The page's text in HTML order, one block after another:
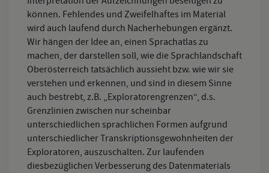
können. Fehlendes und Zweifelhaftes im Material
wird auch laufend durch Nacherhebungen ergänzt.
Wir hängen der Idee an, einen Sprachatlas zu
machen, der darstellen soll, wie die Sprachlandschaft
Oberösterreich tatsächlich aussieht bzw. wie wir sie
verstehen und erkennen, und sind in diesem Sinne
auch bestrebt, z.B. „Exploratorengrenzen“, d.s.
Grenzlinien zwischen nur scheinbar
unterschiedlichen sprachlichen Formen aufgrund
unterschiedlicher Transkriptionsgewohnheiten der
Exploratoren, auszuschalten. Zur laufenden
diesbezüglichen Verbesserung des Datenmaterials